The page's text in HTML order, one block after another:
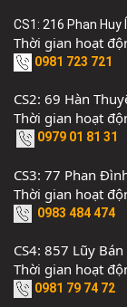
CS1: 216 Phan Huy
Thời gian hoạt
0981 723 721
CS2: 69 Hàn
Thời gian hoạt
0979 01 81 31
CS3: 77 Phan
Thời gian hoạt
0983 484 474
CS4: 857 Lũy
Thời gian hoạt
0981 79 74 72